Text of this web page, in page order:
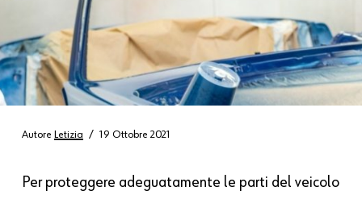
Autore Letizia 19 Ottobre 2021
Per proteggere adeguatamente le parti del veicolo